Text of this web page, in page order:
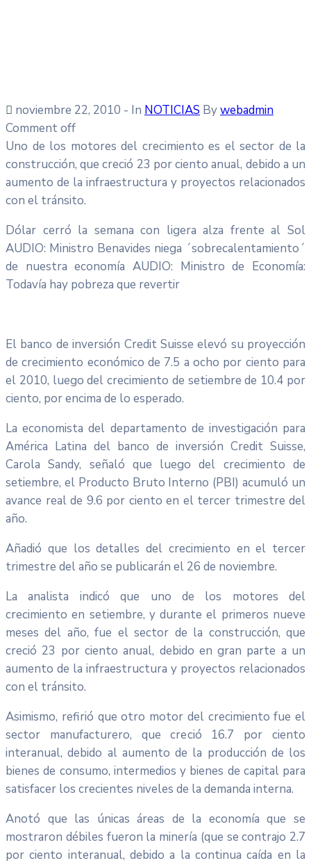
noviembre 22, 2010 - In NOTICIAS Bywebadmin
Comment off
Uno de los motores del crecimiento es el sector de la
construcción, que creció 23 por ciento anual, debido a un
aumento de la infraestructura y proyectos relacionados
con el tránsito.
Dólar cerró la semana con ligera alza frente al Sol
AUDIO: Ministro Benavides niega ´sobrecalentamiento´
de nuestra economía AUDIO: Ministro de Economía:
Todavía hay pobreza que revertir
El banco de inversión Credit Suisse elevó su proyección
de crecimiento económico de 7.5 a ocho por ciento para
el 2010, luego del crecimiento de setiembre de 10.4 por
ciento, por encima de lo esperado.
La economista del departamento de investigación para
América Latina del banco de inversión Credit Suisse,
Carola Sandy, señaló que luego del crecimiento de
setiembre, el Producto Bruto Interno (PBI) acumuló un
avance real de 9.6 por ciento en el tercer trimestre del
año.
Añadió que los detalles del crecimiento en el tercer
trimestre del año se publicarán el 26 de noviembre.
La analista indicó que uno de los motores del
crecimiento en setiembre, y durante el primeros nueve
meses del año, fue el sector de la construcción, que
creció 23 por ciento anual, debido en gran parte a un
aumento de la infraestructura y proyectos relacionados
con el tránsito.
Asimismo, refirió que otro motor del crecimiento fue el
sector manufacturero, que creció 16.7 por ciento
interanual, debido al aumento de la producción de los
bienes de consumo, intermedios y bienes de capital para
satisfacer los crecientes niveles de la demanda interna.
Anotó que las únicas áreas de la economía que se
mostraron débiles fueron la minería (que se contrajo 2.7
por ciento interanual, debido a la continua caída en la